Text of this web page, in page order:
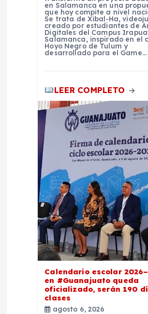
en Salamanca en una
que hoy compite a nivel
Se trata de Xibal-Ha,
creado por estudiantes de
Digitales del Campus
Salamanca, inspirado en el
Hoyo Negro de Tulum y
desarrollado para el Game…
LEER COMPLETO
Calendario escolar
en #Guanajuato queda
oficializado, serán 190
clases
agosto 6, 2026